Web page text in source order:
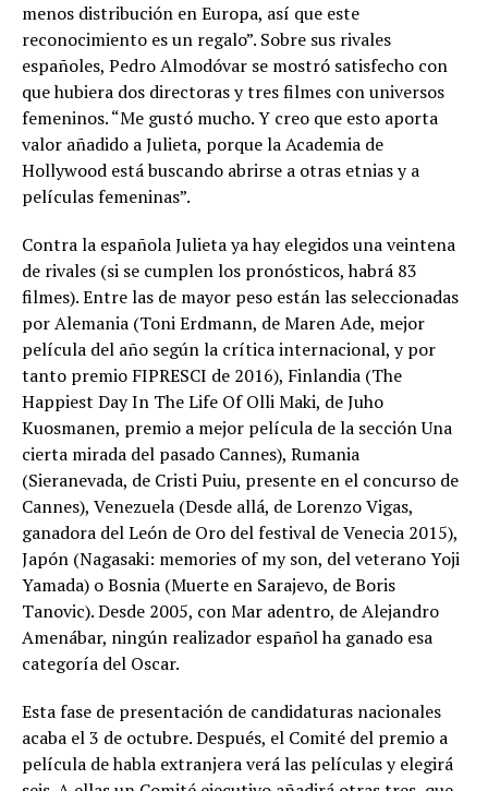
menos distribución en Europa, así que este
reconocimiento es un regalo”. Sobre sus rivales
españoles, Pedro Almodóvar se mostró satisfecho con
que hubiera dos directoras y tres filmes con universos
femeninos. “Me gustó mucho. Y creo que esto aporta
valor añadido a Julieta, porque la Academia de
Hollywood está buscando abrirse a otras etnias y a
películas femeninas”.
Contra la española Julieta ya hay elegidos una veintena
de rivales (si se cumplen los pronósticos, habrá 83
filmes). Entre las de mayor peso están las seleccionadas
por Alemania (Toni Erdmann, de Maren Ade, mejor
película del año según la crítica internacional, y por
tanto premio FIPRESCI de 2016), Finlandia (The
Happiest Day In The Life Of Olli Maki, de Juho
Kuosmanen, premio a mejor película de la sección Una
cierta mirada del pasado Cannes), Rumania
(Sieranevada, de Cristi Puiu, presente en el concurso de
Cannes), Venezuela (Desde allá, de Lorenzo Vigas,
ganadora del León de Oro del festival de Venecia 2015),
Japón (Nagasaki: memories of my son, del veterano Yoji
Yamada) o Bosnia (Muerte en Sarajevo, de Boris
Tanovic). Desde 2005, con Mar adentro, de Alejandro
Amenábar, ningún realizador español ha ganado esa
categoría del Oscar.
Esta fase de presentación de candidaturas nacionales
acaba el 3 de octubre. Después, el Comité del premio a
película de habla extranjera verá las películas y elegirá